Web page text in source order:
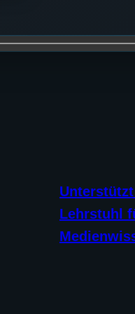
Lehrstuhl